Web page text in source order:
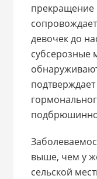
прекращение
девочек до
субсерозные
выше, чем у
сельской